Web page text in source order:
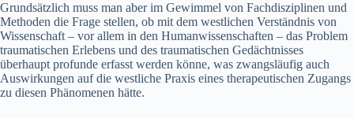
Grundsätzlich muss man aber im Gewimmel von Fachdisziplinen und
Methoden die Frage stellen, ob mit dem westlichen Verständnis von
Wissenschaft – vor allem in den Humanwissenschaften – das Problem
traumatischen Erlebens und des traumatischen Gedächtnisses
überhaupt profunde erfasst werden könne, was zwangsläufig auch
Auswirkungen auf die westliche Praxis eines therapeutischen Zugangs
zu diesen Phänomenen hätte.